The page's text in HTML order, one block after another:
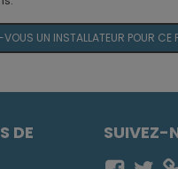
UN INSTALLATEUR POUR CE
DE
SUIVEZ-